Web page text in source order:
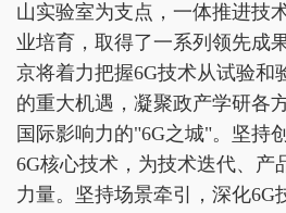
山实验室为支点，一体推进技
业培育，取得了一系列领先成
京将着力把握6G技术从试验和
的重大机遇，凝聚政产学研各
国际影响力的"6G之城"。坚持
6G核心技术，为技术迭代、产
力量。坚持场景牵引，深化6G